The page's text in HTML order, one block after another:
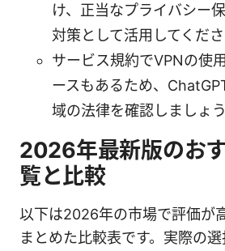
け、正当なプライバシー
対策として活用してくださ
サービス規約でVPNの使
ースもあるため、
域の法律を確認しましょう
2026年最新版のお
覧と比較
以下は2026年の市場で評価が
まとめた比較表です。実際の